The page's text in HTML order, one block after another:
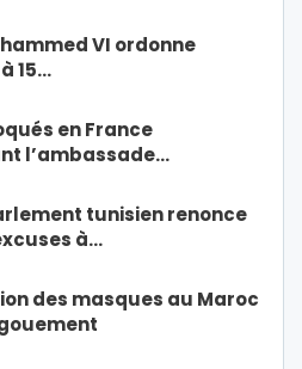
VI ordonne
15…
en France
l’ambassade…
tunisien renonce
à…
des masques au Maroc